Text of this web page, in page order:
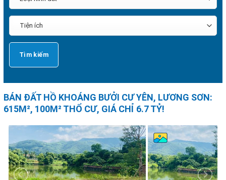
BÁN ĐẤT HỒ KHOÁNG BƯỞI CƯ YÊN, LƯƠNG SƠN:
615M², 100M² THỔ CƯ, GIÁ CHỈ 6.7 TỶ!